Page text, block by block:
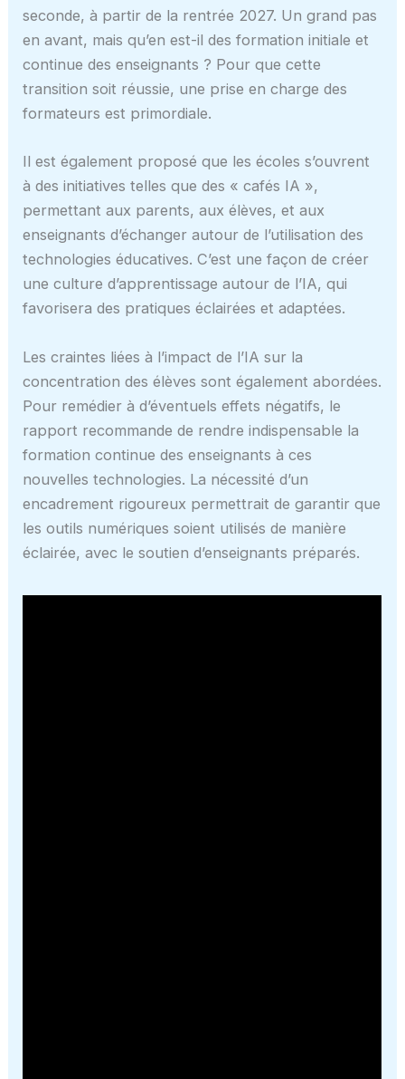
seconde, à partir de la rentrée 2027. Un grand pas
en avant, mais qu’en est-il des formation initiale et
continue des enseignants ? Pour que cette
transition soit réussie, une prise en charge des
formateurs est primordiale.
Il est également proposé que les écoles s’ouvrent
à des initiatives telles que des « cafés IA »,
permettant aux parents, aux élèves, et aux
enseignants d’échanger autour de l’utilisation des
technologies éducatives. C’est une façon de créer
une culture d’apprentissage autour de l’IA, qui
favorisera des pratiques éclairées et adaptées.
Les craintes liées à l’impact de l’IA sur la
concentration des élèves sont également abordées.
Pour remédier à d’éventuels effets négatifs, le
rapport recommande de rendre indispensable la
formation continue des enseignants à ces
nouvelles technologies. La nécessité d’un
encadrement rigoureux permettrait de garantir que
les outils numériques soient utilisés de manière
éclairée, avec le soutien d’enseignants préparés.